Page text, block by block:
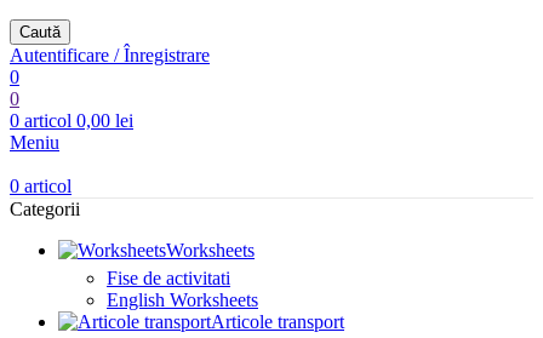
Caută
Autentificare / Înregistrare
0
0
0 articol 0,00 lei
Meniu
0 articol
Categorii
Worksheets
Fise de activitati
English Worksheets
Articole transport